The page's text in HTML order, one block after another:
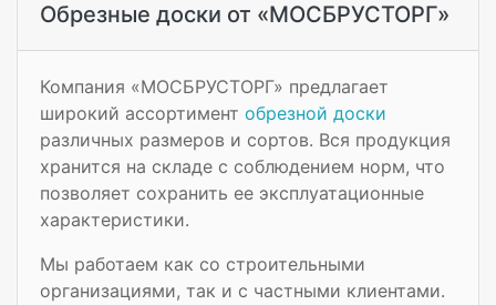
Обрезные доски от «МОСБРУСТОРГ»
Компания «МОСБРУСТОРГ» предлагает
широкий ассортимент обрезной доски
различных размеров и сортов. Вся продукция
хранится на складе с соблюдением норм, что
позволяет сохранить ее эксплуатационные
характеристики.
Мы работаем как со строительными
организациями, так и с частными клиентами.